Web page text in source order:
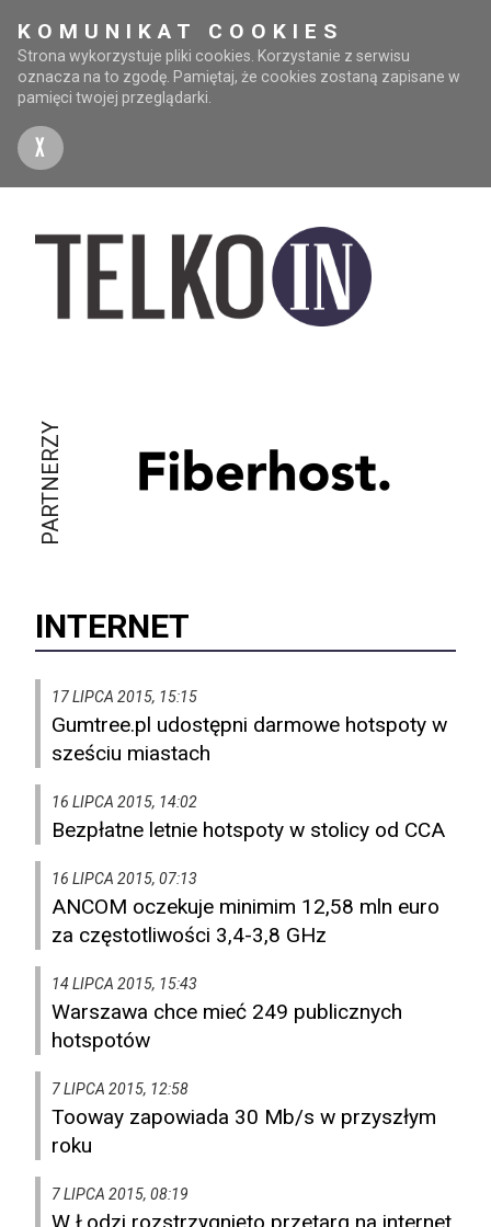
KOMUNIKAT COOKIES
Strona wykorzystuje pliki cookies. Korzystanie z serwisu
oznacza na to zgodę. Pamiętaj, że cookies zostaną zapisane w
pamięci twojej przeglądarki.
X
PARTNERZY
INTERNET
17 LIPCA 2015, 15:15
Gumtree.pl udostępni darmowe hotspoty w
sześciu miastach
16 LIPCA 2015, 14:02
Bezpłatne letnie hotspoty w stolicy od CCA
16 LIPCA 2015, 07:13
ANCOM oczekuje minimim 12,58 mln euro
za częstotliwości 3,4-3,8 GHz
14 LIPCA 2015, 15:43
Warszawa chce mieć 249 publicznych
hotspotów
7 LIPCA 2015, 12:58
Tooway zapowiada 30 Mb/s w przyszłym
roku
7 LIPCA 2015, 08:19